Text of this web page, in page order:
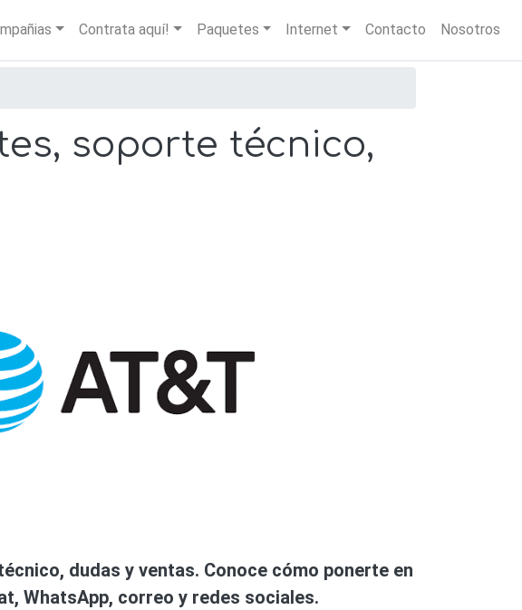
navigation
Contrata aquí! Paquetes Internet Contacto Nosotros
soporte técnico,
dudas y ventas. Conoce cómo ponerte en
WhatsApp, correo y redes sociales.